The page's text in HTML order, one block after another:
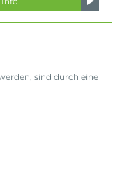
sind durch eine